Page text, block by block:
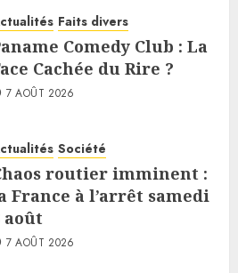
Faits divers
Comedy Club : La
Cachée du Rire ?
7 AOÛT 2026
Société
routier imminent :
France à l’arrêt samedi
août
7 AOÛT 2026